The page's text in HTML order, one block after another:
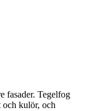
fasader. Tegelfog
och kulör, och